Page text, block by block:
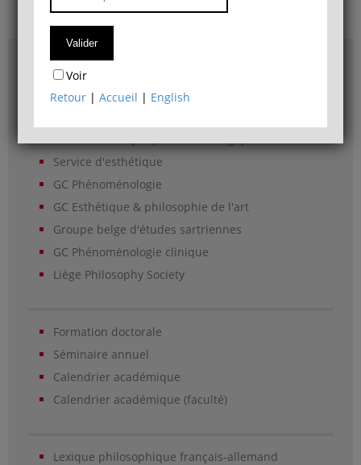
Accès & plans
Bibliothèque du Département de philosophie
Service d'esthétique
GC Phénoménologie
GC Esthétique & philosophie de l'art
Groupe belge d'études sartriennes
GC Phénoménologie clinique
Liège Philosophy Society
Formation doctorale
Séminaire annuel
Calendrier académique
Calendrier académique (faculté)
Lexique philosophique français-allemand
Voir
Retour |Accueil | English